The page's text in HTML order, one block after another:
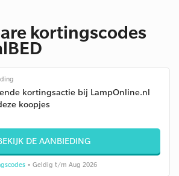
kortingscodes
kortingsactie bij LampOnline.nl
koopjes
DE AANBIEDING
• Geldig t/m Aug 2026